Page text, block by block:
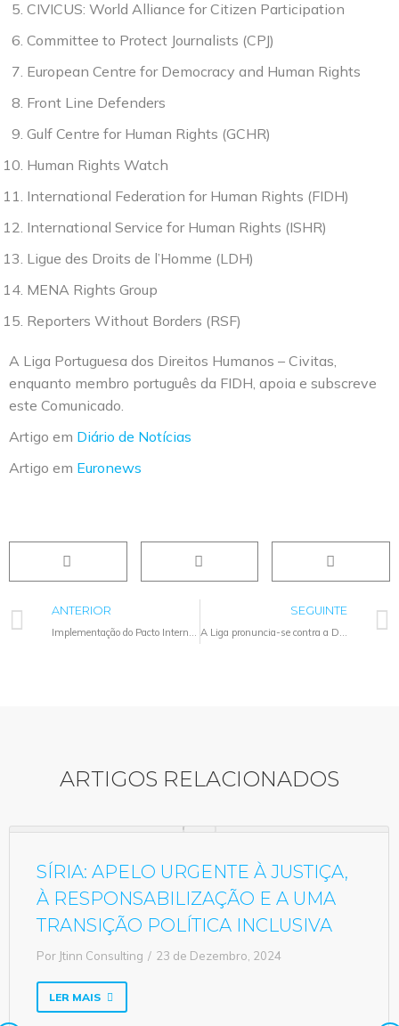
CIVICUS: World Alliance for Citizen Participation
Committee to Protect Journalists (CPJ)
European Centre for Democracy and Human Rights
Front Line Defenders
Gulf Centre for Human Rights (GCHR)
Human Rights Watch
International Federation for Human Rights (FIDH)
International Service for Human Rights (ISHR)
Ligue des Droits de l’Homme (LDH)
MENA Rights Group
Reporters Without Borders (RSF)
A Liga Portuguesa dos Direitos Humanos – Civitas,
enquanto membro português da FIDH, apoia e subscreve
este Comunicado.
Artigo em Diário de Notícias
Artigo em Euronews
ANTERIOR
Implementação do Pacto Internacional sobre os Direitos Civis e Políticos
SEGUINTE
A Liga pronuncia-se contra a Diretiva n.º 1/2020 e Parecer n.º 33/2019
ARTIGOS RELACIONADOS
SÍRIA: APELO URGENTE À JUSTIÇA,
À RESPONSABILIZAÇÃO E A UMA
TRANSIÇÃO POLÍTICA INCLUSIVA
Por Jtinn Consulting 23 de Dezembro, 2024
LER MAIS